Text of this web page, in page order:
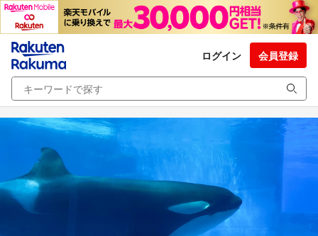
ログイン 会員登録